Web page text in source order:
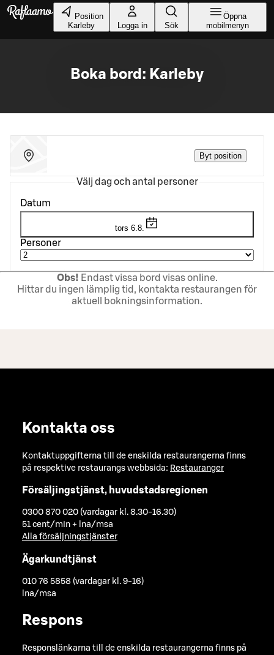
Gå till huvudinnehållet
Position
Karleby
Logga in Sök
Öppna
mobilmenyn
Boka bord: Karleby
Byt position
Välj dag och antal personer
Datum
tors 6.8.
Personer
Obs! Endast vissa bord visas online.
Hittar du ingen lämplig tid, kontakta restaurangen för
aktuell bokningsinformation.
Kontakta oss
Kontaktuppgifterna till de enskilda restaurangerna finns
på respektive restaurangs webbsida: Restauranger
Försäljingstjänst, huvudstadsregionen
0300 870 020 (vardagar kl. 8.30-16.30)
51 cent/min + lna/msa
Alla försäljningstjänster
Ägarkundtjänst
010 76 5858 (vardagar kl. 9-16)
lna/msa
Respons
Responslänkarna till de enskilda restaurangerna finns på